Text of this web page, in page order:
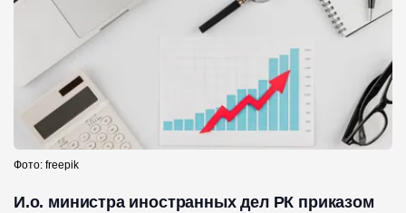
Фото: freepik
И.о. министра иностранных дел РК приказом